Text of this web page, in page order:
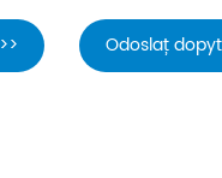
Odoslať